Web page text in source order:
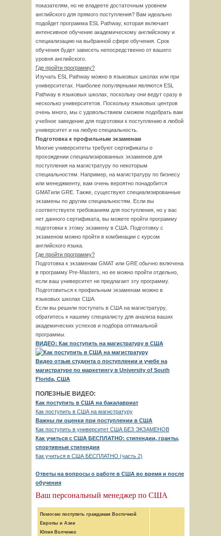
показателям, но не владеете достаточным уровнем
английского для прямого поступления? Вам идеально
подойдет программа ESL Pathway, которая включает
интенсивное обучение академическому английскому и
специализацию на выбранной сфере обучения. Срок
обучения будет зависеть непосредственно от вашего
уровня английского.
Где пройти программу?
Изучать ESL Pathway можно в языковых школах или при
университетах. Наиболее популярными являются ESL
Pathway в языковых школах, поскольку они ведут сразу в
несколько университетов. Поскольку языковых центров
очень много, мы с удовольствием сможем подобрать вам
учебное заведение для подготовки к поступлению в любой
университет и на любую специальность.
Подготовка к профильным экзаменам
Многие университеты требуют сертификаты о
прохождении специализированных экзаменов для
поступления на магистратуру по некоторым
специальностям. Например, на магистратуру по бизнесу
или менеджменту, вам очень вероятно понадобится
GMATили GRE. Также, существуют специализированные
экзамены по другим специальностям. Если вы
соответствуете требованиям для поступления, но у вас
нет данного сертификата, вы можете пройти программу
подготовки к этому экзамену в США. Подготовку с
экзаменом можно пройти в комбинации с курсом
английского языка.
Где пройти программу?
Подготовка к экзаменам GMAT или GRE обычно включена
в программу Pre-Masters, но ее можно пройти отдельно,
если ваш университет не предлагает эту программу.
Подготовиться к профильным экзаменам можно в
языковых школах США.
Если вы решили поступать в США на магистратуру,
обратитесь к нашему специалисту для анализа ваших
академических успехов и подбора оптимальной
программы.
ВИДЕО: Как поступить на магистратуру в США
Видео отзыв студента о поступлении и учебе на
магистратуре по маркетингу в University of South
Florida, США
ПОЛЕЗНЫЕ ВИДЕО:
Как поступить в США на бакалавриат
Как поступить в США на магистратуру
Важны ли оценки при поступлении в США
Как поступить в университет США БЕЗ ЭКЗАМЕНОВ
Как учиться с США БЕСПЛАТНО: стипендии, гранты,
спортивные стипендии
Как учиться в США БЕСПЛАТНО (часть 2)
Ответы на вопросы о работе в США во время и после
обучения
Ваш персональный менеджер по США
Помогаю поступить гражданам Восточной
Европы и Азии
Юлия Волченко